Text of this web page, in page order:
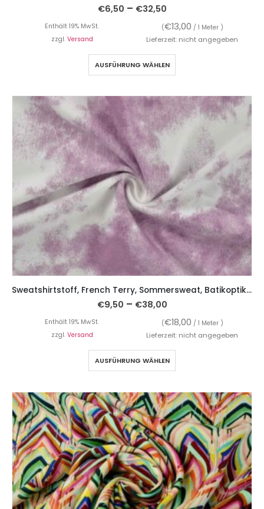
€6,50 – €32,50
Enthält 19% MwSt. (€13,00 / 1 Meter )
zzgl. Versand Lieferzeit: nicht angegeben
AUSFÜHRUNG WÄHLEN
Sweatshirtstoff, French Terry, Sommersweat, Batikoptik – Lila
€9,50 – €38,00
Enthält 19% MwSt. (€18,00 / 1 Meter )
zzgl. Versand Lieferzeit: nicht angegeben
AUSFÜHRUNG WÄHLEN